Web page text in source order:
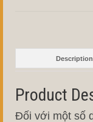
Description
Product
Đối với một số